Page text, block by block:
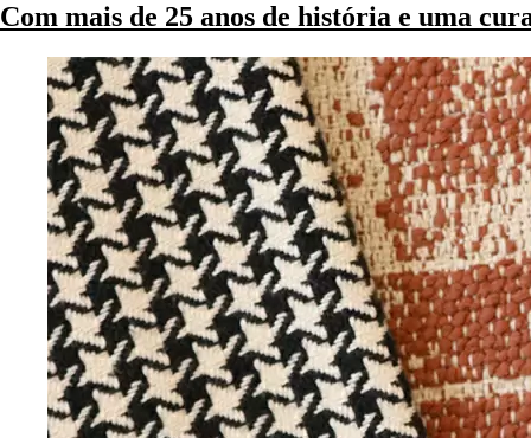
Com mais de 25 anos de história e uma